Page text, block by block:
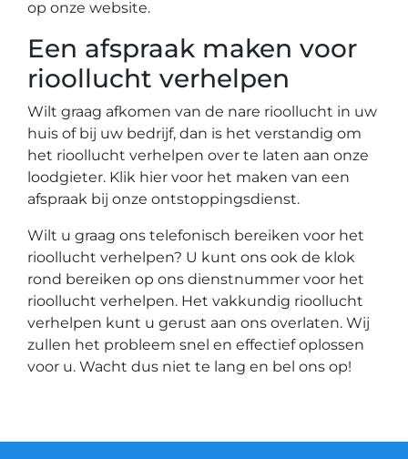
op onze website.
Een afspraak maken voor
rioollucht verhelpen
Wilt graag afkomen van de nare rioollucht in uw
huis of bij uw bedrijf, dan is het verstandig om
het rioollucht verhelpen over te laten aan onze
loodgieter. Klik hier voor het maken van een
afspraak bij onze ontstoppingsdienst.
Wilt u graag ons telefonisch bereiken voor het
rioollucht verhelpen? U kunt ons ook de klok
rond bereiken op ons dienstnummer voor het
rioollucht verhelpen. Het vakkundig rioollucht
verhelpen kunt u gerust aan ons overlaten. Wij
zullen het probleem snel en effectief oplossen
voor u. Wacht dus niet te lang en bel ons op!